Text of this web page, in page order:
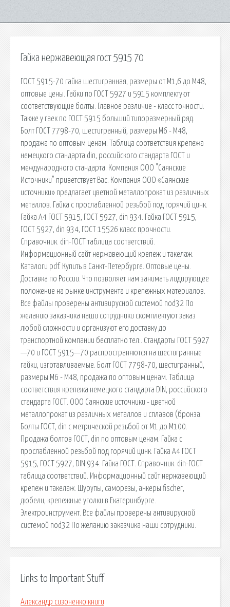
Гайка нержавеющая гост 5915 70
ГОСТ 5915-70 гайка шестигранная, размеры от М1,6 до М48,
оптовые цены. Гайки по ГОСТ 5927 и 5915 комплектуют
соответствующие болты. Главное различие - класс точности.
Также у гаек по ГОСТ 5915 больший типоразмерный ряд.
Болт ГОСТ 7798-70, шестигранный, размеры М6 - М48,
продажа по оптовым ценам. Таблица соответствия крепежа
немецкого cтандарта din, российского стандарта ГОСТ и
международного стандарта. Компания ООО "Саянские
Источники" приветствует Вас. Компания ООО «Саянские
источники» предлагает цветной металлопрокат из различных
металлов. Гайка c прослабленной резьбой под горячий цинк.
Гайка А4 ГОСТ 5915, ГОСТ 5927, din 934. Гайка ГОСТ 5915,
ГОСТ 5927, din 934, ГОСТ 15526 класс прочности.
Справочник. din-ГОСТ таблица соответствий.
Информационный сайт нержавеющий крепеж и такелаж.
Каталоги pdf. Купить в Санкт-Петербурге. Оптовые цены.
Доставка по России. Что позволяет нам занимать лидирующее
положение на рынке инструмента и крепежных материалов.
Все файлы проверены антивирусной системой nod32 По
желанию заказчика наши сотрудники скомплектуют заказ
любой сложности и организуют его доставку до
транспортной компании бесплатно тел:. Стандарты ГОСТ 5927
—70 и ГОСТ 5915—70 распространяются на шестигранные
гайки, изготавливаемые. Болт ГОСТ 7798-70, шестигранный,
размеры М6 - М48, продажа по оптовым ценам. Таблица
соответствия крепежа немецкого cтандарта DIN, российского
стандарта ГОСТ. ООО Саянские источники - цветной
металлопрокат из различных металлов и сплавов (бронза.
Болты ГОСТ, din с метрической резьбой от М1 до М100.
Продажа болтов ГОСТ, din по оптовым ценам. Гайка c
прослабленной резьбой под горячий цинк. Гайка А4 ГОСТ
5915, ГОСТ 5927, DIN 934. Гайка ГОСТ. Справочник. din-ГОСТ
таблица соответствий. Информационный сайт нержавеющий
крепеж и такелаж. Шурупы, саморезы, анкеры fischer,
дюбели, крепежные уголки в Екатеринбурге.
Электроинструмент. Все файлы проверены антивирусной
системой nod32 По желанию заказчика наши сотрудники.
Links to Important Stuff
Александр сизоненко книги